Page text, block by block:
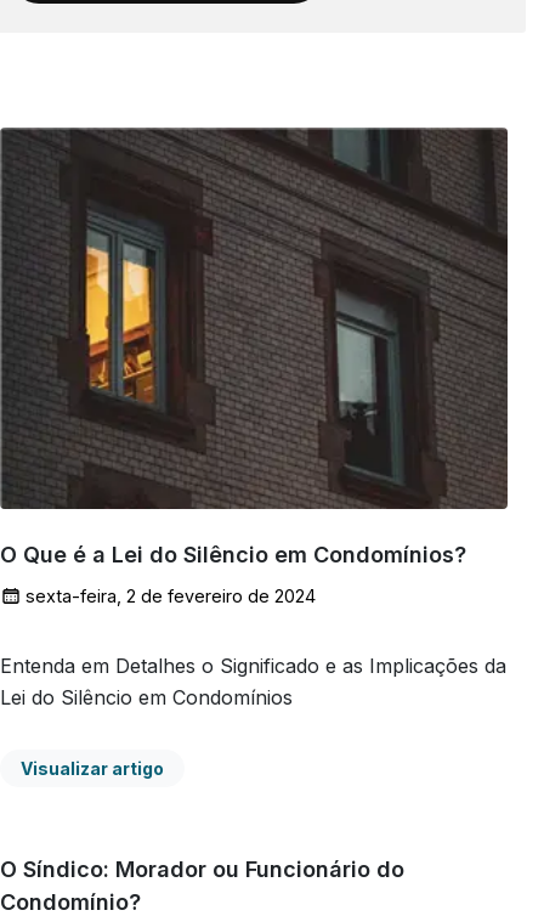
O Que é a Lei do Silêncio em Condomínios?
sexta-feira, 2 de fevereiro de 2024
Entenda em Detalhes o Significado e as Implicações da
Lei do Silêncio em Condomínios
Visualizar artigo
O Síndico: Morador ou Funcionário do
Condomínio?